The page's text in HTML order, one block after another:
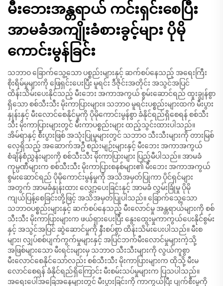
မီးဘေးအန္တရာယ် ကင်းရှင်းစေပြီး
အာမခံအကျိုးခံစားခွင့်များ ပိုမို
ကောင်းမွန်ခြင်း
သဘာဝ ခြောက်သွေ့သော ပစ္စည်းများနှင့် ဆက်စပ်နေသည့် အရေးကြီး
စိုးရိမ်မှုများကို ဖြေရှင်းပေးပြီး မူရင်း ဒီဇိုင်းအတိုင်း အသွင်အပြင်
ထိန်းသိမ်းပေးနိုင်သည့် မီးဘေး အကာအကွယ် စွမ်းဆောင်ရည် ထူးချွန်စွာ
ရှိသော စစ်သီးသီး မိုးကာပြားများ။ သဘာဝ မူရင်းပစ္စည်းများထက် မီးပွား
နှုန်းနှင့် မီးလောင်စေနိုင်မှုကို ပိုမိုကောင်းမွန်စွာ ခံနိုင်ရည်ရှိစေရန် စစ်သီး
သီး မိုးကာပြားများတွင် မီးကာပစ္စည်းများ ထည့်သွင်းထားပါသည်။
အိမ်ရာနှင့် စီးပွားဖြစ် အသုံးပြုမှုများတွင် သဘာဝ သီးသီးများကို တားမြစ်
လေ့ရှိသည့် အဆောက်အဦ စည်းမျဉ်းများနှင့် မီးဘေး အကာအကွယ်
စံချိန်စံညွှန်းများကို စစ်သီးသီး မိုးကာပြားများ ပြည့်မီပါသည်။ အာမခံ
ကုမ္ပဏီများက စစ်သီးသီး မိုးကာပြားစနစ်များ၏ မီးဘေး အကာအကွယ်
စွမ်းဆောင်ရည် ပိုမိုကောင်းမွန်မှုကို အသိအမှတ်ပြုကာ ပိုင်ရှင်များ
အတွက် အာမခံနှုန်းထား လျှော့ပေးခြင်းနှင့် အာမခံ လွှမ်းခြုံမှု ပိုမို
ကျယ်ပြန့်စေခြင်းတို့ဖြင့် အသိအမှတ်ပြုပါသည်။ ခြောက်သွေ့သော
သဘာဝပစ္စည်းများနှင့် ဆက်စပ်နေသည့် မီးလောင်မှု အန္တရာယ်များကို စစ်
သီးသီး မိုးကာပြားများက ဖယ်ရှားပေးပြီး နွေးထွေးမှုကာကွယ်ပေးနိုင်စွမ်း
နှင့် အသွင်အပြင် ဆွဲဆောင်မှုကို နီးစပ်စွာ ထိန်းသိမ်းပေးပါသည်။ မီးစ
များ၊ လျှပ်စစ်ပျက်ကွက်မှုများနှင့် အပြင်ဘက်မီးလောင်မှုများကဲ့သို့
အဖြစ်များသော မီးရင်းများမှ သဘာဝ သီးသီးများကို လွယ်ကူစွာ
မီးလောင်စေနိုင်သော်လည်း စစ်သီးသီး မိုးကာပြားများက ထိုသို့ မီးမ
လောင်စေရန် ခံနိုင်ရည်ရှိကြောင်း မီးစမ်းသပ်မှုများက ပြသပါသည်။
အရေးပေါ်အခြေအနေများတွင် မီးပွားခြင်းကို ကာကွယ်ပြီး ပျက်စီးမှုကို